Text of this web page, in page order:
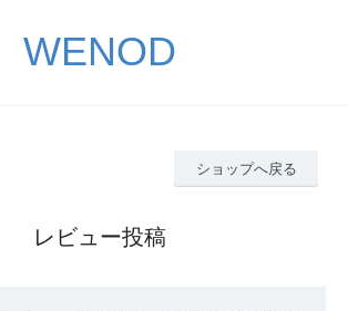
WENOD
ショップへ戻る
レビュー投稿